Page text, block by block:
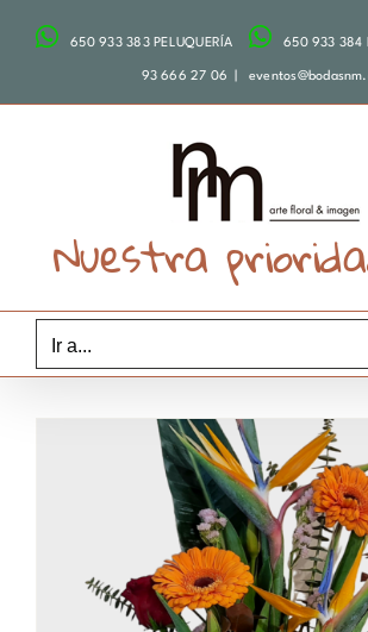
650 933 383 PELUQUERÍA 650 933 384
93 666 27 06
Nuestra
Ir a...